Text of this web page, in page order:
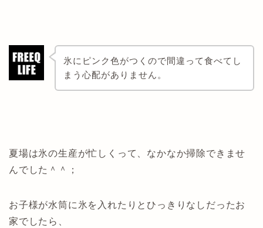
氷にピンク色がつくので間違って食べてし
まう心配がありません。
夏場は氷の生産が忙しくって、なかなか掃除できませ
んでした＾＾；
お子様が水筒に氷を入れたりとひっきりなしだったお
家でしたら、